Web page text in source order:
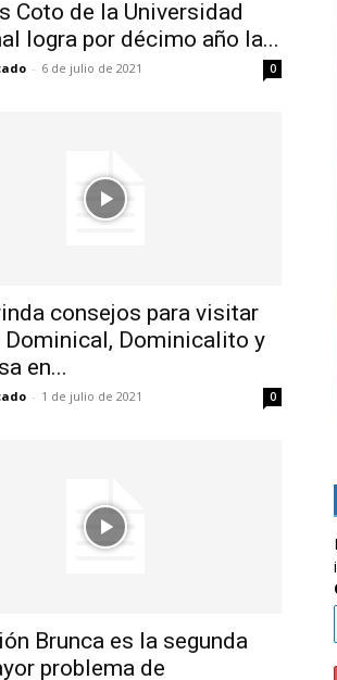
Coto de la Universidad
logra por décimo año la...
- 6 de julio de 2021 0
consejos para visitar
Dominical, Dominicalito y
en...
- 1 de julio de 2021 0
Brunca es la segunda
problema de